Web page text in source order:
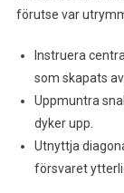
förutse var
Instruera
som skapats
Uppmuntra
dyker upp.
Utnyttja
försvaret